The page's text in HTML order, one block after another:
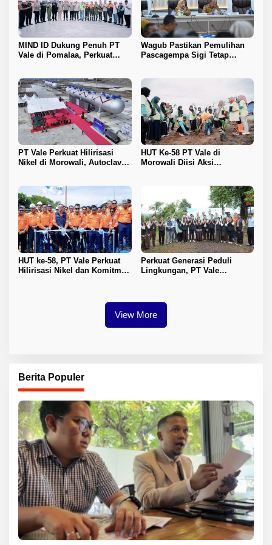
MIND ID Dukung Penuh PT
Vale di Pomalaa, Perkuat
Wagub Pastikan Pemulihan
Pascagempa Sigi Tetap
PT Vale Perkuat Hilirisasi
Nikel di Morowali, Autoclave
HUT Ke-58 PT Vale di
Morowali Diisi Aksi
HUT ke-58, PT Vale Perkuat
Hilirisasi Nikel dan Komitmen
Perkuat Generasi Peduli
Lingkungan, PT Vale
View More
Berita Populer